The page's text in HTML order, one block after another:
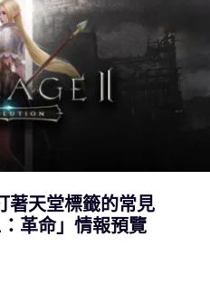
著天堂標籤的常見
革命」情報預覽